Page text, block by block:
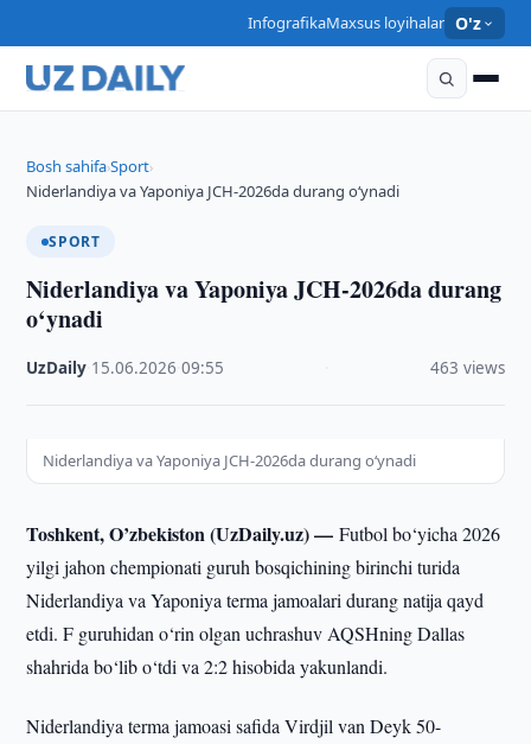
InfografikaMaxsus loyihalar O'z
Bosh sahifa›Sport›
Niderlandiya va Yaponiya JCH-2026da durang o‘ynadi
SPORT
Niderlandiya va Yaponiya JCH-2026da durang
o‘ynadi
UzDaily 15.06.2026 ·09:55 463 views
Niderlandiya va Yaponiya JCH-2026da durang o‘ynadi
Toshkent, O’zbekiston (UzDaily.uz) —Futbol bo‘yicha 2026
yilgi jahon chempionati guruh bosqichining birinchi turida
Niderlandiya va Yaponiya terma jamoalari durang natija qayd
etdi. F guruhidan o‘rin olgan uchrashuv AQSHning Dallas
shahrida bo‘lib o‘tdi va 2:2 hisobida yakunlandi.
Niderlandiya terma jamoasi safida Virdjil van Deyk 50-